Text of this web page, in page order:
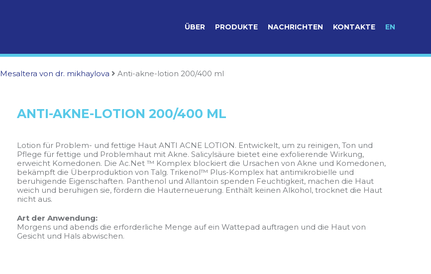
ÜBER PRODUKTE NACHRICHTEN KONTAKTE EN
Mesaltera von dr. mikhaylova Anti-akne-lotion 200/400 ml
ANTI-AKNE-LOTION 200/400 ML
Lotion für Problem- und fettige Haut ANTI ACNE LOTION. Entwickelt, um zu reinigen, Ton und
Pflege für fettige und Problemhaut mit Akne. Salicylsäure bietet eine exfolierende Wirkung,
erweicht Komedonen. Die Ac.Net ™ Komplex blockiert die Ursachen von Akne und Komedonen,
bekämpft die Überproduktion von Talg. Trikenol™ Plus-Komplex hat antimikrobielle und
beruhigende Eigenschaften. Panthenol und Allantoin spenden Feuchtigkeit, machen die Haut
weich und beruhigen sie, fördern die Hauterneuerung. Enthält keinen Alkohol, trocknet die Haut
nicht aus.
Art der Anwendung:
Morgens und abends die erforderliche Menge auf ein Wattepad auftragen und die Haut von
Gesicht und Hals abwischen.